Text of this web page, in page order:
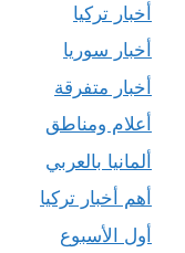
أخبار تركيا
أخبار سوريا
أخبار متفرقة
أعلام ومناطق
ألمانيا بالعربي
أهم أخبار تركيا
أول الأسبوع